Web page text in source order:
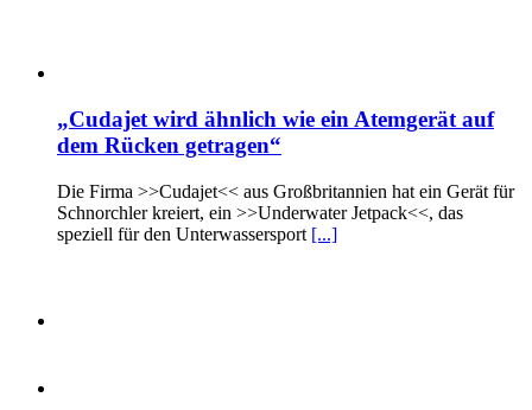
„Cudajet wird ähnlich wie ein Atemgerät auf
dem Rücken getragen“
Die Firma >>Cudajet<< aus Großbritannien hat ein Gerät für
Schnorchler kreiert, ein >>Underwater Jetpack<<, das
speziell für den Unterwassersport [...]